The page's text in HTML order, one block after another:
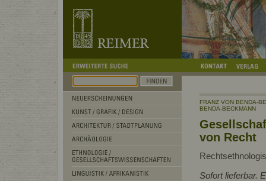
FRANZ VON BENDA-
BENDA-BECKMANN
von Recht
Sofort lieferbar.